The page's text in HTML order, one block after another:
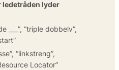
ledetråden lyder
___”, “triple dobbelv”,
“linkstreng”,
Locator”